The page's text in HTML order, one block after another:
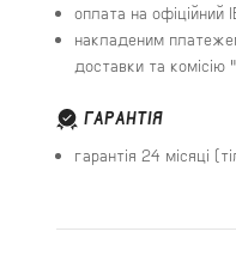
оплата на офіційний
накладеним
доставки та комісію
ГАРАНТІЯ
гарантія 24 місяці